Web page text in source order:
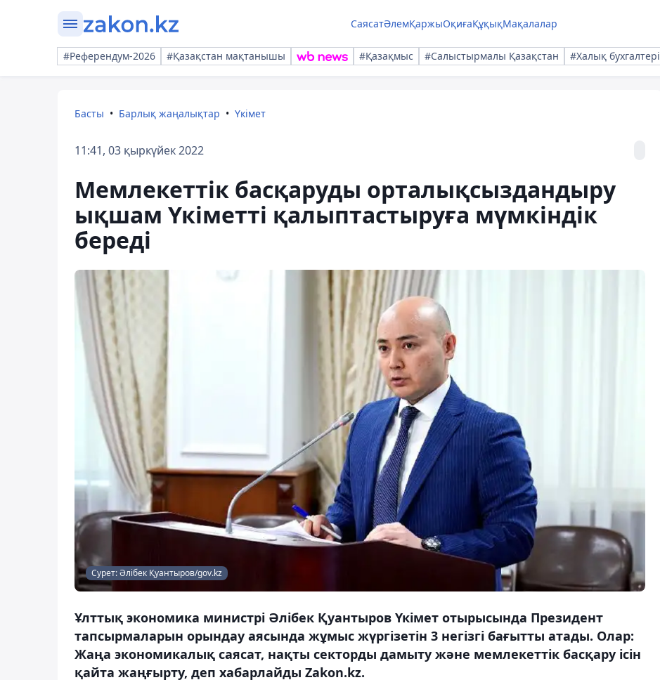
СаясатӘлемҚаржыОқиғаҚұқықМақалалар
#Референдум-2026 #Қазақстан мақтанышы #Қазақмыс #Салыстырмалы Қазақстан #Халық бухгалтері
Басты Барлық жаңалықтар Үкімет
11:41, 03 қыркүйек 2022
Мемлекеттік басқаруды орталықсыздандыру
ықшам Үкіметті қалыптастыруға мүмкіндік
береді
Сурет: Әлібек Қуантыров/gov.kz
Ұлттық экономика министрі Әлібек Қуантыров Үкімет отырысында Президент
тапсырмаларын орындау аясында жұмыс жүргізетін 3 негізгі бағытты атады. Олар:
Жаңа экономикалық саясат, нақты секторды дамыту және мемлекеттік басқару ісін
қайта жаңғырту, деп хабарлайды Zakon.kz.